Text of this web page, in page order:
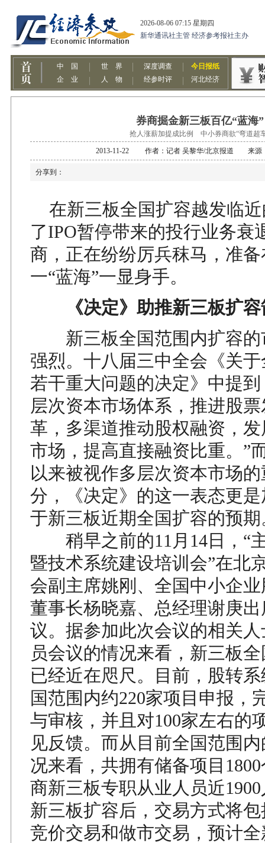
券商掘金新三板百亿“蓝海”
抢人涨薪加提成比例 中小券商欲“弯道超
2013-11-22 作者：记者 吴黎华/北京报道 来源
分享到：
在新三板全国扩容越发临
了IPO暂停带来的投行业务衰
商，正在纷纷厉兵秣马，准
一“蓝海”一显身手。
《决定》助推新三板扩容
新三板全国范围内扩容的
强烈。十八届三中全会《关
若干重大问题的决定》中提
层次资本市场体系，推进股
革，多渠道推动股权融资，
市场，提高直接融资比重。”
以来被视作多层次资本市场
分，《决定》的这一表态更
于新三板近期全国扩容的预期
稍早之前的11月14日，“
暨技术系统建设培训会”在北
会副主席姚刚、全国中小企
董事长杨晓嘉、总经理谢庚
议。据参加此次会议的相关
员会议的情况来看，新三板
已经近在咫尺。目前，股转
国范围内约220家项目申报，
与审核，并且对100家左右的
见反馈。而从目前全国范围
况来看，共拥有储备项目
商新三板专职从业人员近
新三板扩容后，交易方式将
竞价交易和做市交易，预计